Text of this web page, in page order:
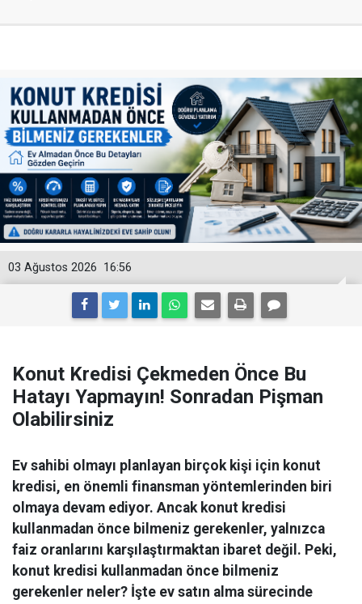
16:56
03 Ağustos 2026
Konut Kredisi Çekmeden Önce Bu
Hatayı Yapmayın! Sonradan Pişman
Olabilirsiniz
Ev sahibi olmayı planlayan birçok kişi için konut
kredisi, en önemli finansman yöntemlerinden biri
olmaya devam ediyor. Ancak konut kredisi
kullanmadan önce bilmeniz gerekenler, yalnızca
faiz oranlarını karşılaştırmaktan ibaret değil. Peki,
konut kredisi kullanmadan önce bilmeniz
gerekenler neler? İşte ev satın alma sürecinde